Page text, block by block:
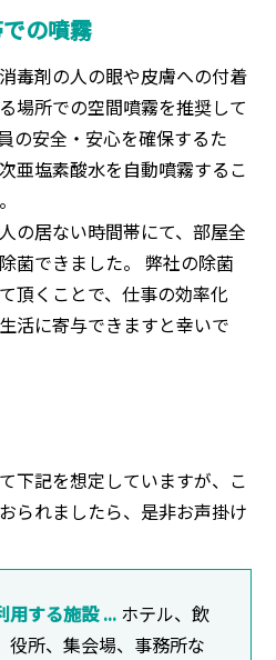
の噴霧
毒剤の人の眼や皮膚への付着
場所での空間噴霧を推奨して
の安全・安心を確保するた
亜塩素酸水を自動噴霧するこ
の居ない時間帯にて、部屋全
菌できました。 弊社の除菌
頂くことで、仕事の効率化
活に寄与できますと幸いで
下記を想定していますが、こ
られましたら、是非お声掛け
する施設 ... ホテル、飲
役所、集会場、事務所な